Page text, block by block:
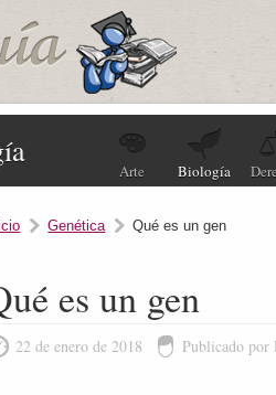
Arte Biología
Genética Qué es un gen
es un gen
22 de enero de 2018 Publicado por